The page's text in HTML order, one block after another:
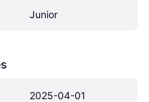
Junior
2025-04-01